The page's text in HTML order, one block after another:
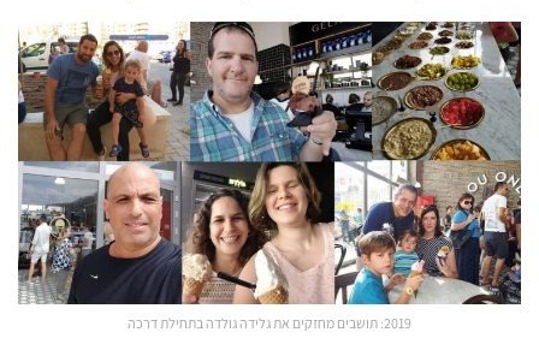
2019: תושבים מחזקים את גלידה גולדה בתחילת דרכה